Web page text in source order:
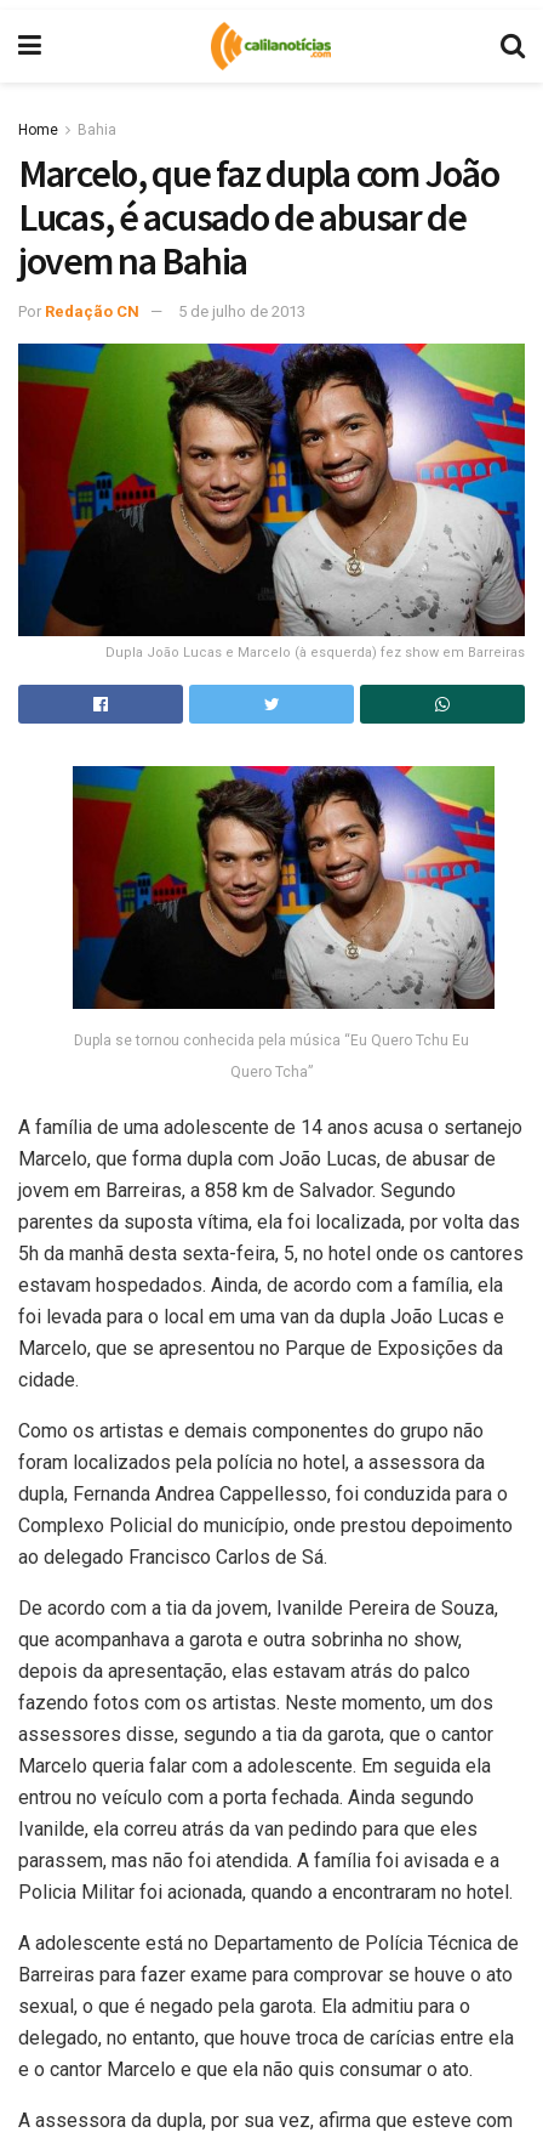
Home Bahia
Marcelo, que faz dupla com João
Lucas, é acusado de abusar de
jovem na Bahia
Por Redação CN 5 de julho de 2013
Dupla João Lucas e Marcelo (à esquerda) fez show em Barreiras
Dupla se tornou conhecida pela música “Eu Quero Tchu Eu
Quero Tcha”
A família de uma adolescente de 14 anos acusa o sertanejo
Marcelo, que forma dupla com João Lucas, de abusar de
jovem em Barreiras, a 858 km de Salvador. Segundo
parentes da suposta vítima, ela foi localizada, por volta das
5h da manhã desta sexta-feira, 5, no hotel onde os cantores
estavam hospedados. Ainda, de acordo com a família, ela
foi levada para o local em uma van da dupla João Lucas e
Marcelo, que se apresentou no Parque de Exposições da
cidade.
Como os artistas e demais componentes do grupo não
foram localizados pela polícia no hotel, a assessora da
dupla, Fernanda Andrea Cappellesso, foi conduzida para o
Complexo Policial do município, onde prestou depoimento
ao delegado Francisco Carlos de Sá.
De acordo com a tia da jovem, Ivanilde Pereira de Souza,
que acompanhava a garota e outra sobrinha no show,
depois da apresentação, elas estavam atrás do palco
fazendo fotos com os artistas. Neste momento, um dos
assessores disse, segundo a tia da garota, que o cantor
Marcelo queria falar com a adolescente. Em seguida ela
entrou no veículo com a porta fechada. Ainda segundo
Ivanilde, ela correu atrás da van pedindo para que eles
parassem, mas não foi atendida. A família foi avisada e a
Policia Militar foi acionada, quando a encontraram no hotel.
A adolescente está no Departamento de Polícia Técnica de
Barreiras para fazer exame para comprovar se houve o ato
sexual, o que é negado pela garota. Ela admitiu para o
delegado, no entanto, que houve troca de carícias entre ela
e o cantor Marcelo e que ela não quis consumar o ato.
A assessora da dupla, por sua vez, afirma que esteve com